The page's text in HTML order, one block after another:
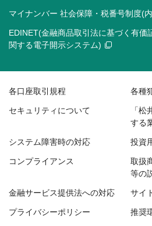
マイナンバー 社会保障・税番号制度(
EDINET(金融商品取引法に基づく有価
関する電子開示システム)
各口座取引規程 各種
セキュリティについて
「
する
システム障害時の対応 投資
コンプライアンス
取扱
等の
金融サービス提供法への対応 サイ
プライバシーポリシー 推奨